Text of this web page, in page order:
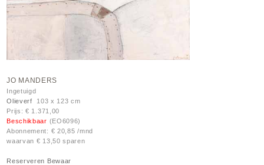
JO MANDERS
Ingetuigd
Olieverf 103 x 123 cm
Prijs: € 1.371,00
Beschikbaar (EO6096)
Abonnement: € 20,85 /mnd
waarvan € 13,50 sparen
Reserveren Bewaar